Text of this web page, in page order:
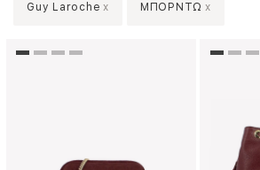
Guy Laroche x ΜΠΟΡΝΤΩ x